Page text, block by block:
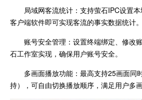
局域网客流统计：支持萤石IPC设置
客户端软件即可实现客流的事实数据统计。
账号安全管理：设置终端绑定、修改
石工作室实现，确保用户账号安全。
多画面播放功能：最高支持25画面同
持），可自由切换播放顺序，满足用户多画